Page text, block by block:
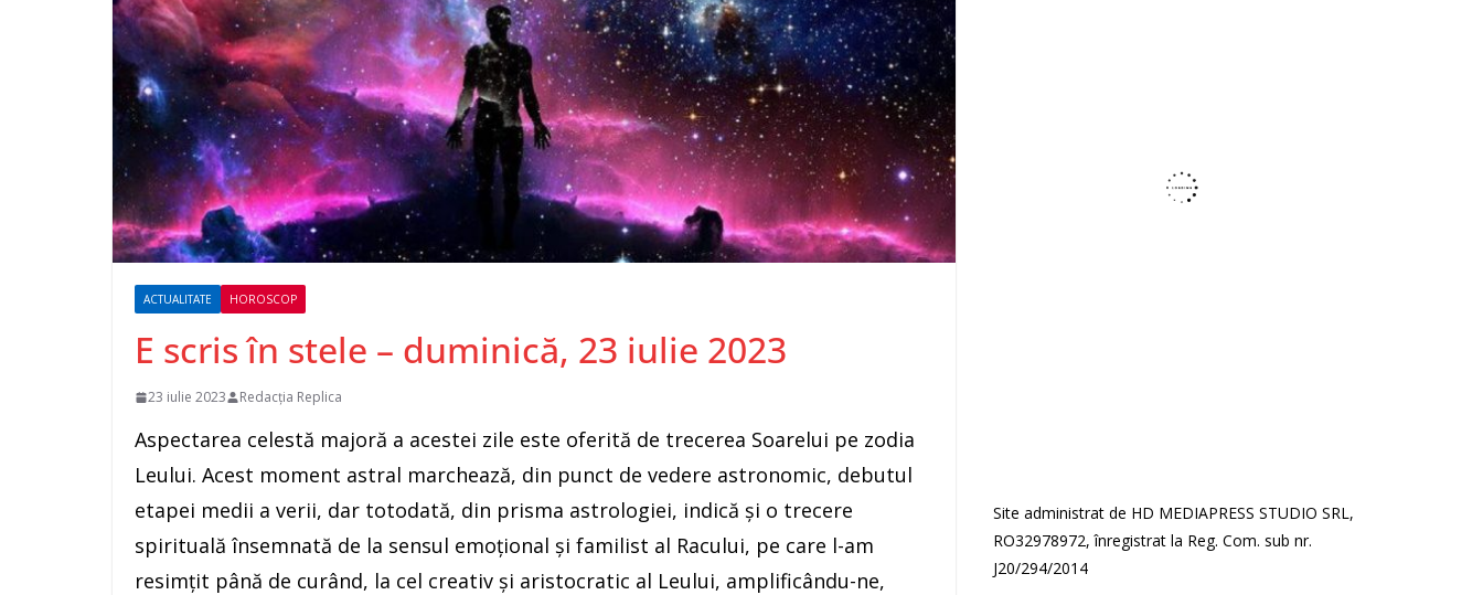
ACTUALITATE HOROSCOP
E scris în stele – duminică, 23 iulie 2023
23 iulie 2023 Redacția Replica
Aspectarea celestă majoră a acestei zile este oferită de trecerea Soarelui pe zodia
Leului. Acest moment astral marchează, din punct de vedere astronomic, debutul
etapei medii a verii, dar totodată, din prisma astrologiei, indică şi o trecere
spirituală însemnată de la sensul emoţional şi familist al Racului, pe care l-am
resimţit până de curând, la cel creativ şi aristocratic al Leului, amplificându-ne,
Site administrat de HD MEDIAPRESS STUDIO SRL,
RO32978972, înregistrat la Reg. Com. sub nr.
J20/294/2014